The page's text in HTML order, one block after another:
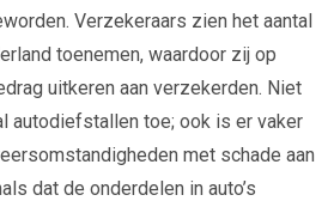
Verzekeraars zien het aantal
toenemen, waardoor zij op
uitkeren aan verzekerden. Niet
autodiefstallen toe; ook is er vaker
met schade aan
dat de onderdelen in auto’s